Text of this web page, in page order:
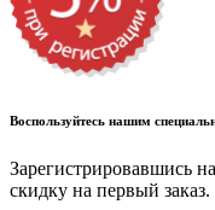
Воспользуйтесь нашим
Зарегистрировавшись
скидку на первый заказ.